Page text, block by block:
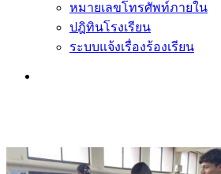
หมายเลขโทรศัพท์ภายใน
ปฎิทินโรงเรียน
ระบบแจ้งเรื่องร้องเรียน